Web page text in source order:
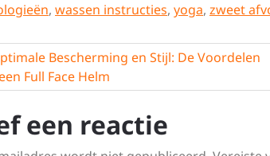
, wassen instructies, yoga, zweet
Bescherming en Stijl: De Voordelen
Full Face Helm
een reactie